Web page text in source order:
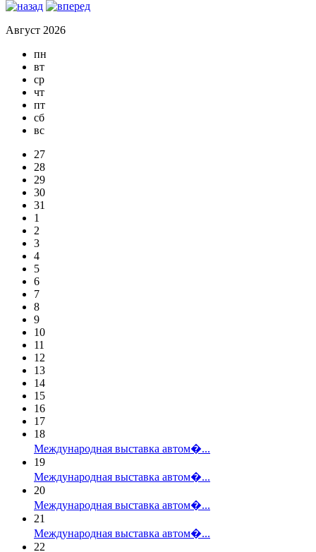
Август 2026
пн
вт
ср
чт
пт
сб
вс
27
28
29
30
31
1
2
3
4
5
6
7
8
9
10
11
12
13
14
15
16
17
18
Международная выставка автом�...
19
Международная выставка автом�...
20
Международная выставка автом�...
21
Международная выставка автом�...
22